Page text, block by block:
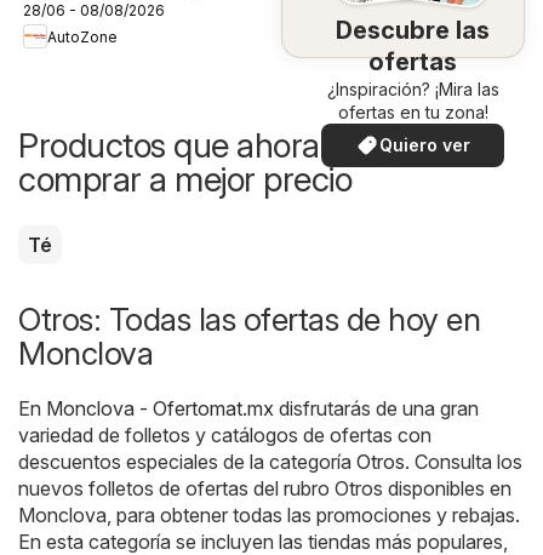
28/06 - 08/08/2026
AutoZone
Descubre las
ofertas
¿Inspiración? ¡Mira las
ofertas en tu zona!
Quiero ver
Productos que ahora puedes
comprar a mejor precio
Té
Otros: Todas las ofertas de hoy en
Monclova
En Monclova - Ofertomat.mx disfrutarás de una gran
variedad de folletos y catálogos de ofertas con
descuentos especiales de la categoría Otros. Consulta los
nuevos folletos de ofertas del rubro Otros disponibles en
Monclova, para obtener todas las promociones y rebajas.
En esta categoría se incluyen las tiendas más populares,